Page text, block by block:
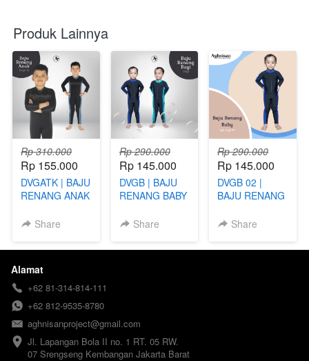
Produk Lainnya
Rp 310.000
Rp 155.000
DVGATK | BAJU
RENANG ANAK
TK Share
Rp 290.000
Rp 145.000
DVGB | BAJU
RENANG BABY
Share
Rp 290.000
Rp 145.000
DVGB 02 |
BAJU RENANG
LAKIShare
Alamat
+62 81-314-814-111
+62 812-9535-8780
aghnisanproject@gmail.com
Jl. Lapangan Bola II no. 1 RT. 05 RW.
07 Srengseng Kembangan Jakarta Barat